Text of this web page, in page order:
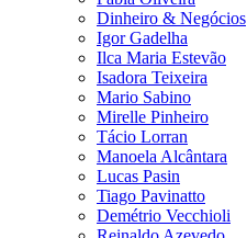
Dinheiro & Negócios
Igor Gadelha
Ilca Maria Estevão
Isadora Teixeira
Mario Sabino
Mirelle Pinheiro
Tácio Lorran
Manoela Alcântara
Lucas Pasin
Tiago Pavinatto
Demétrio Vecchioli